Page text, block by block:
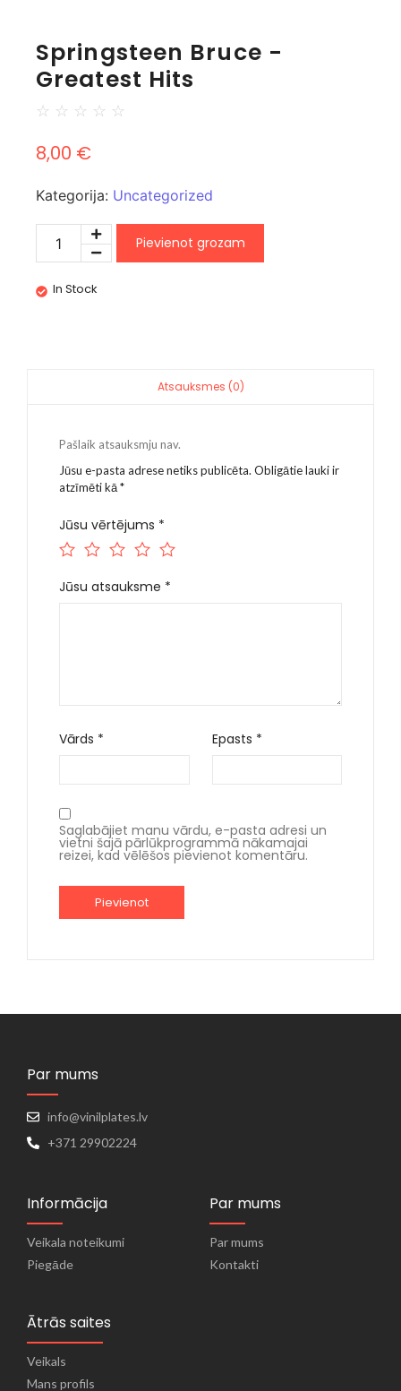
Springsteen Bruce -
Greatest Hits
☆ ☆ ☆ ☆ ☆
8,00 €
Kategorija: Uncategorized
Pievienot grozam
In Stock
Atsauksmes (0)
Pašlaik atsauksmju nav.
Jūsu e-pasta adrese netiks publicēta. Obligātie lauki ir
atzīmēti kā*
Jūsu vērtējums *
Jūsu atsauksme *
Vārds * Epasts *
Saglabājiet manu vārdu, e-pasta adresi un
vietni šajā pārlūkprogrammā nākamajai
reizei, kad vēlēšos pievienot komentāru.
Par mums
info@vinilplates.lv
+371 29902224
Informācija
Veikala noteikumi
Piegāde
Par mums
Par mums
Kontakti
Ātrās saites
Veikals
Mans profils